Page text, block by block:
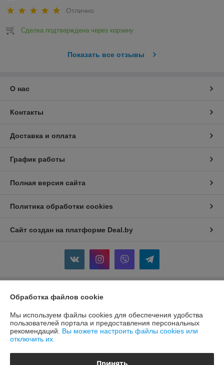
Отлично
Сделка подтверждена через корзину
Показать все отзывы
О нас
Контакты
Доставка и оплата
График работы
Полная версия сайта
Политика обработки cookies
Сайт создан на платформе Deal.by
Информация для покупателя
Юридическое лицо:ООО "МаксдэмМаркет"
213802, Могилевская область, г. Бобруйск, ул. Ленина, д. 52, кв. 84
Регистрационный номер ЕГР: 791360419
УНП: 791360419
Обработка файлов cookie
Мы используем файлы cookies для обеспечения удобства
пользователей портала и предоставления персональных
рекомендаций. Вы можете настроить файлы cookies или
отключить их.
Принять